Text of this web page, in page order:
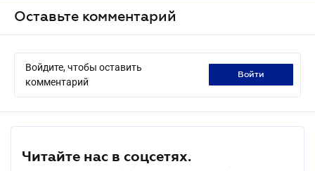
Оставьте комментарий
Войдите, чтобы оставить
комментарий
войти
Читайте нас в соцсетях.